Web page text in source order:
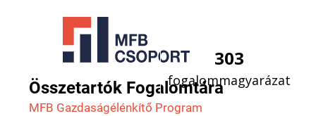
Összetartók Fogalomtára
MFB Gazdaság­élénkítő Program
303
fogalommagyarázat